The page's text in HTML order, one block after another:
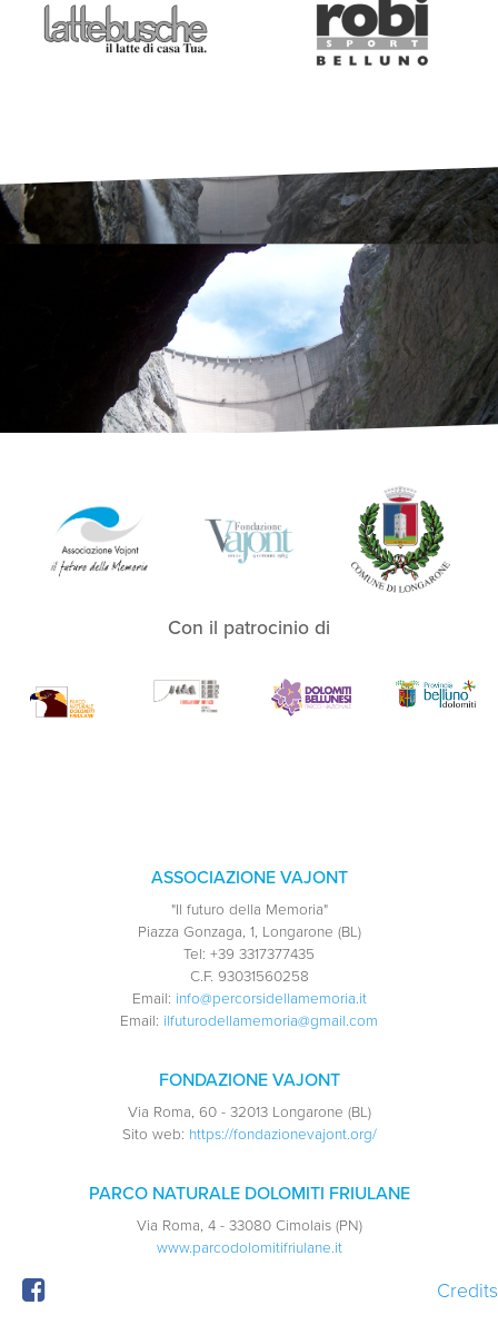
Con il patrocinio di
ASSOCIAZIONE VAJONT
"Il futuro della Memoria"
Piazza Gonzaga, 1, Longarone (BL)
Tel: +39 3317377435
C.F. 93031560258
Email: info@percorsidellamemoria.it
Email: ilfuturodellamemoria@gmail.com
FONDAZIONE VAJONT
Via Roma, 60 - 32013 Longarone (BL)
Sito web: https://fondazionevajont.org/
PARCO NATURALE DOLOMITI FRIULANE
Via Roma, 4 - 33080 Cimolais (PN)
www.parcodolomitifriulane.it
Credits